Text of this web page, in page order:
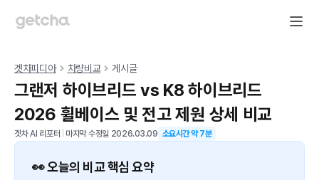
겟차피디아 차량비교 게시글
그랜저 하이브리드 vs K8 하이브리드
2026 휠베이스 및 전고 제원 상세 비교
겟차 AI 리포터 마지막 수정일 2026.03.09 소요시간 약7분
👀 오늘의 비교 핵심 요약